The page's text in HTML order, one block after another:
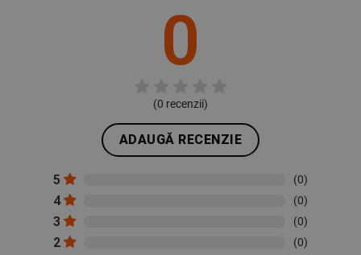
0
(0 recenzii)
ADAUGĂ RECENZIE
5 (0)
4 (0)
3 (0)
2 (0)